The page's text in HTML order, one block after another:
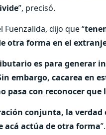
”, precisó.
Fuenzalida, dijo que “
otra forma en el
es para generar
embargo, cacarea en
con reconocer que
conjunta, la
acá actúa de otra forma”.